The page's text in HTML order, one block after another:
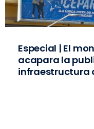
Especial | El
acapara la
infraestructura